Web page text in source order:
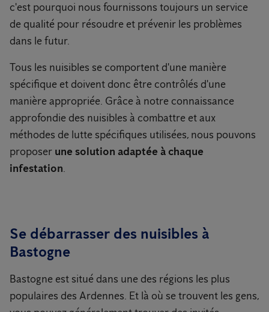
c'est pourquoi nous fournissons toujours un service
de qualité pour résoudre et prévenir les problèmes
dans le futur.
Tous les nuisibles se comportent d'une manière
spécifique et doivent donc être contrôlés d'une
manière appropriée. Grâce à notre connaissance
approfondie des nuisibles à combattre et aux
méthodes de lutte spécifiques utilisées, nous pouvons
proposer une solution adaptée à chaque
infestation.
Se débarrasser des nuisibles à
Bastogne
Bastogne est situé dans une des régions les plus
populaires des Ardennes. Et là où se trouvent les gens,